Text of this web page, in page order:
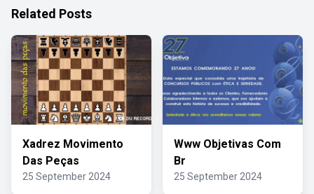
Related Posts
Xadrez Movimento
Das Peças
25 September 2024
Www Objetivas Com
Br
25 September 2024